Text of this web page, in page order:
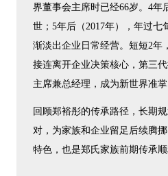
界董事会主席时已经66岁。4年
世；5年后（2017年），年过七
渐淡出企业日常经营。短短2年
接连离开企业决策核心，第三
主席兼总经理，成为新世界准掌
回顾郑裕彤的传承路径，长期
对，为家族和企业留足后续腾
特色，也是郑氏家族前期传承顺